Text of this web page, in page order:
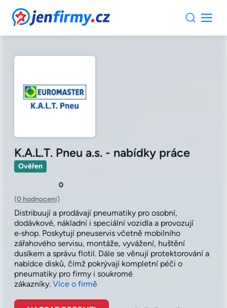
JenFirmy.cz
K.A.L.T. Pneu a.s. - nabídky práce
Ověřen
0
(0 hodnocení)
Distribuují a prodávají pneumatiky pro osobní,
dodávkové, nákladní i speciální vozidla a provozují
e‑shop. Poskytují pneuservis včetně mobilního
zářahového servisu, montáže, vyvážení, huštění
dusíkem a správu flotil. Dále se věnují protektorování a
nabídce disků, čímž pokrývají kompletní péči o
pneumatiky pro firmy i soukromé
zákazníky. Více o firmě